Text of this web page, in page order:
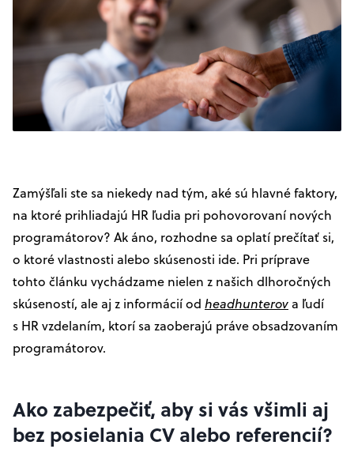
Zamýšľali ste sa niekedy nad tým, aké sú hlavné faktory,
na ktoré prihliadajú HR ľudia pri pohovorovaní nových
programátorov? Ak áno, rozhodne sa oplatí prečítať si,
o ktoré vlastnosti alebo skúsenosti ide. Pri príprave
tohto článku vychádzame nielen z našich dlhoročných
skúseností, ale aj z informácií od headhunterov a ľudí
s HR vzdelaním, ktorí sa zaoberajú práve obsadzovaním
programátorov.
Ako zabezpečiť, aby si vás všimli aj
bez posielania CV alebo referencií?